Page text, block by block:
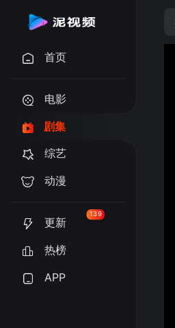
首页
电影
剧集
综艺
动漫
更新
139
热榜
APP